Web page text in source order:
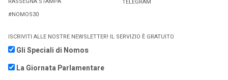
#NOMOS30
ISCRIVITI ALLE NOSTRE NEWSLETTER! IL SERVIZIO È GRATUITO
Gli Speciali di Nomos
La Giornata Parlamentare